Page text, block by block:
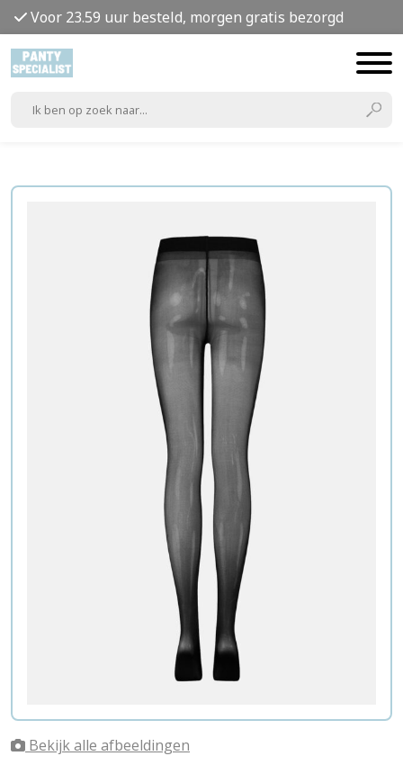
Voor 23.59 uur besteld, morgen gratis bezorgd
Bekijk alle afbeeldingen